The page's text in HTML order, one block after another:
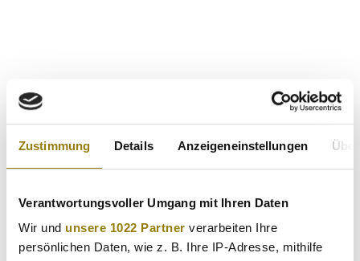
Zustimmung Details Anzeigeneinstellungen
Verantwortungsvoller Umgang mit Ihren Daten
Wir und unsere 1022 Partner verarbeiten Ihre
persönlichen Daten, wie z. B. Ihre IP-Adresse, mithilfe